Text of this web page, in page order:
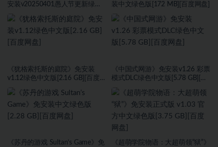
安装v20250401愚人节更新绿色
装中文绿色版[172 MB][百度网盘]
《犹格索托斯的庭院》免安装
v1.12绿色中文版[2.16 GB][百度网
《中国式网游》免安装v1.26 彩票
模式DLC绿色中文版[5.78 GB][百
《苏丹的游戏 Sultan’s Game》免
《超萌学院物语：大超萌领“狱”》